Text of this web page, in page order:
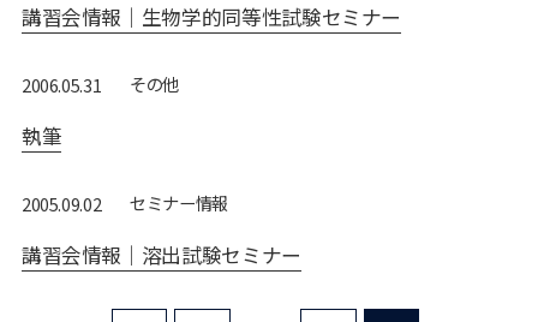
講習会情報｜生物学的同等性試験セミナー
2006.05.31 その他
執筆
2005.09.02 セミナー情報
講習会情報｜溶出試験セミナー